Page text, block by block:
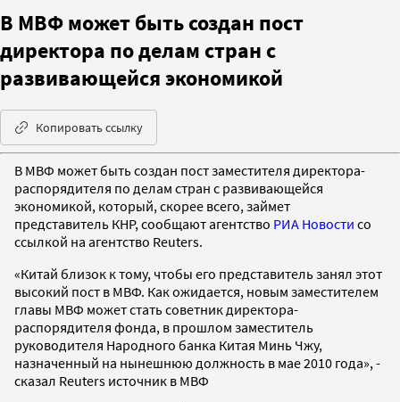
В МВФ может быть создан пост
директора по делам стран с
развивающейся экономикой
Копировать ссылку
В МВФ может быть создан пост заместителя директора-
распорядителя по делам стран с развивающейся
экономикой, который, скорее всего, займет
представитель КНР, сообщают агентство РИА Новости со
ссылкой на агентство Reuters.
«Китай близок к тому, чтобы его представитель занял этот
высокий пост в МВФ. Как ожидается, новым заместителем
главы МВФ может стать советник директора-
распорядителя фонда, в прошлом заместитель
руководителя Народного банка Китая Минь Чжу,
назначенный на нынешнюю должность в мае 2010 года», -
сказал Reuters источник в МВФ